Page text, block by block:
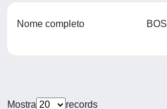
Nome completo
Mostra
records